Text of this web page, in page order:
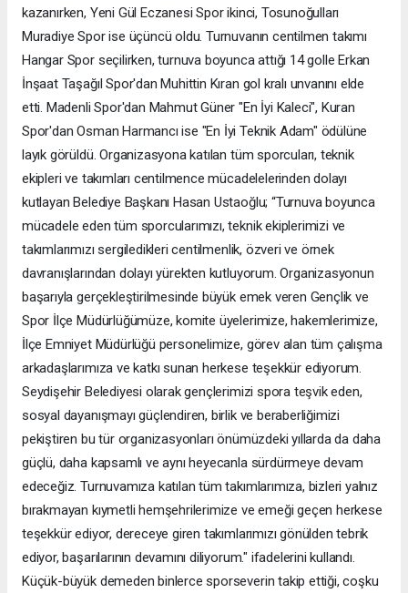
kazanırken, Yeni Gül Eczanesi Spor ikinci, Tosunoğulları
Muradiye Spor ise üçüncü oldu. Turnuvanın centilmen takımı
Hangar Spor seçilirken, turnuva boyunca attığı 14 golle Erkan
İnşaat Taşağıl Spor'dan Muhittin Kıran gol kralı unvanını elde
etti. Madenli Spor'dan Mahmut Güner "En İyi Kaleci", Kuran
Spor'dan Osman Harmancı ise "En İyi Teknik Adam" ödülüne
layık görüldü. Organizasyona katılan tüm sporcuları, teknik
ekipleri ve takımları centilmence mücadelelerinden dolayı
kutlayan Belediye Başkanı Hasan Ustaoğlu; “Turnuva boyunca
mücadele eden tüm sporcularımızı, teknik ekiplerimizi ve
takımlarımızı sergiledikleri centilmenlik, özveri ve örnek
davranışlarından dolayı yürekten kutluyorum. Organizasyonun
başarıyla gerçekleştirilmesinde büyük emek veren Gençlik ve
Spor İlçe Müdürlüğümüze, komite üyelerimize, hakemlerimize,
İlçe Emniyet Müdürlüğü personelimize, görev alan tüm çalışma
arkadaşlarımıza ve katkı sunan herkese teşekkür ediyorum.
Seydişehir Belediyesi olarak gençlerimizi spora teşvik eden,
sosyal dayanışmayı güçlendiren, birlik ve beraberliğimizi
pekiştiren bu tür organizasyonları önümüzdeki yıllarda da daha
güçlü, daha kapsamlı ve aynı heyecanla sürdürmeye devam
edeceğiz. Turnuvamıza katılan tüm takımlarımıza, bizleri yalnız
bırakmayan kıymetli hemşehrilerimize ve emeği geçen herkese
teşekkür ediyor, dereceye giren takımlarımızı gönülden tebrik
ediyor, başarılarının devamını diliyorum." ifadelerini kullandı.
Küçük-büyük demeden binlerce sporseverin takip ettiği, coşku